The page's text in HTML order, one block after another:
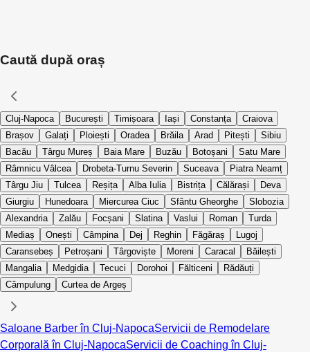
Caută după oraș
Cluj-Napoca București Timișoara Iași Constanța
Craiova
Brașov
Galați Ploiești Oradea Brăila Arad Pitești
Sibiu
Bacău
Târgu Mureș Baia Mare Buzău Botoșani
Satu Mare
Râmnicu Vâlcea
Drobeta-Turnu Severin Suceava
Piatra Neamț
Târgu Jiu
Tulcea Reșița Alba Iulia Bistrița Călărași
Deva
Giurgiu
Hunedoara Miercurea Ciuc Sfântu Gheorghe
Slobozia
Alexandria
Zalău Focșani Slatina Vaslui Roman
Turda
Mediaș
Onești Câmpina Dej Reghin Făgăraș
Lugoj
Caransebeș
Petroșani Târgoviște Moreni Caracal
Băilești
Mangalia
Medgidia Tecuci Dorohoi Fălticeni
Rădăuți
Câmpulung
Curtea de Argeș
Saloane Barber în Cluj-NapocaServicii de Remodelare
Corporală în Cluj-NapocaServicii de Coaching în Cluj-